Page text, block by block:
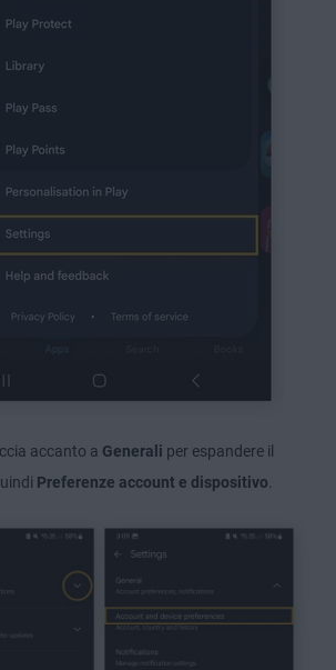
accanto a Generali per espandere il
Preferenze account e dispositivo